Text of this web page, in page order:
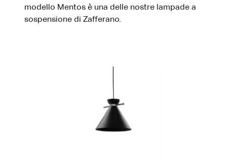
modello Mentos è una delle nostre lampade a
sospensione di Zafferano.